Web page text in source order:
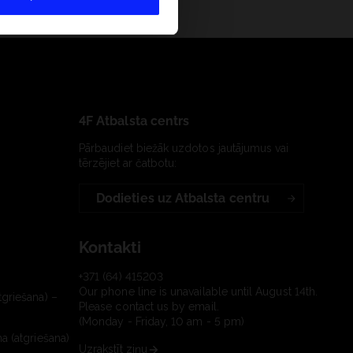
–
(atgriešana)
4F Atbalsta centrs
Pārbaudiet biežāk uzdotos jautājumus vai
tērzējiet ar čatbotu:
Dodieties uz Atbalsta centru
Kontakti
+371 (64) 415203
Our phone line is unavailable until August 14th.
Please contact us by email.
(Monday - Friday, 10 am - 5 pm)
Uzrakstīt ziņu